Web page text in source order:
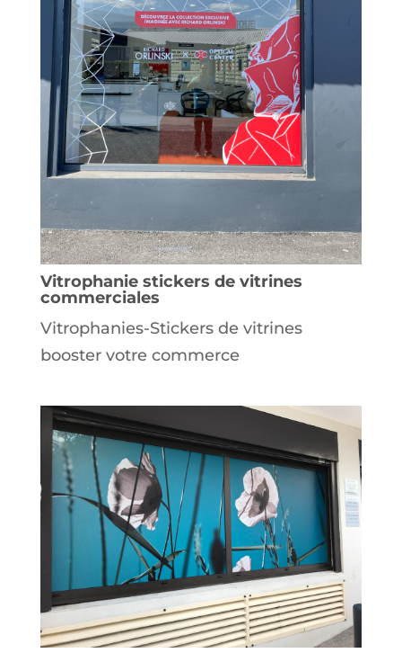
Vitrophanie stickers de vitrines
commerciales
Vitrophanies-Stickers de vitrines
booster votre commerce